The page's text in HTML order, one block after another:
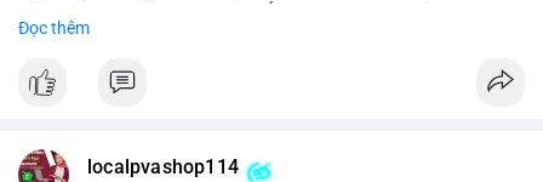
trường khi Mỹ còn đang lúng túng về luật pháp.
#binancesquare #blockchain
Đọc thêm
localpvashop114